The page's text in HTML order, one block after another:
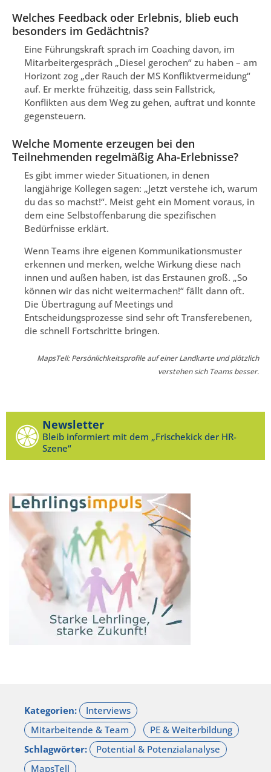
Welches Feedback oder Erlebnis, blieb euch
besonders im Gedächtnis?
Eine Führungskraft sprach im Coaching davon, im
Mitarbeitergespräch „Diesel gerochen“ zu haben – am
Horizont zog „der Rauch der MS Konfliktvermeidung“
auf. Er merkte frühzeitig, dass sein Fallstrick,
Konflikten aus dem Weg zu gehen, auftrat und konnte
gegensteuern.
Welche Momente erzeugen bei den
Teilnehmenden regelmäßig Aha-Erlebnisse?
Es gibt immer wieder Situationen, in denen
langjährige Kollegen sagen: „Jetzt verstehe ich, warum
du das so machst!“. Meist geht ein Moment voraus, in
dem eine Selbstoffenbarung die spezifischen
Bedürfnisse erklärt.
Wenn Teams ihre eigenen Kommunikationsmuster
erkennen und merken, welche Wirkung diese nach
innen und außen haben, ist das Erstaunen groß. „So
können wir das nicht weitermachen!“ fällt dann oft.
Die Übertragung auf Meetings und
Entscheidungsprozesse sind sehr oft Transferebenen,
die schnell Fortschritte bringen.
MapsTell: Persönlichkeitsprofile auf einer Landkarte und plötzlich
verstehen sich Teams besser.
Newsletter
Bleib informiert mit dem „Frischekick der HR-
Szene“
Kategorien:
Schlagwörter: